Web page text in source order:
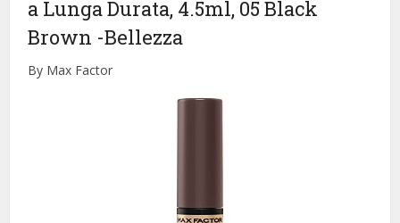
a Lunga Durata, 4.5ml, 05 Black
Brown -Bellezza
By Max Factor